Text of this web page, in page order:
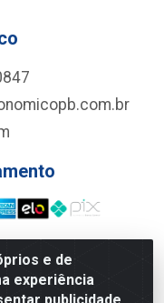
e de
experiência
De Lima, 127 -
Pessoa/PB - CEP